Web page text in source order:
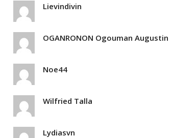
Lievindivin
OGANRONON Ogouman Augustin
Noe44
Wilfried Talla
Lydiasvn